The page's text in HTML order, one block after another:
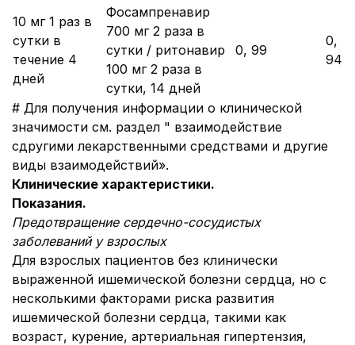
10 мг 1 раз в
сутки в
течение 4
дней
Фосампренавир
700 мг 2 раза в
сутки / ритонавир
100 мг 2 раза в
сутки, 14 дней
0, 99
0,
94
# Для получения информации о клинической
значимости см. раздел " взаимодействие
сдругими лекарственными средствами и другие
виды взаимодействий».
Клинические характеристики.
Показания.
Предотвращение сердечно-сосудистых
заболеваний у взрослых
Для взрослых пациентов без клинически
выраженной ишемической болезни сердца, но с
несколькими факторами риска развития
ишемической болезни сердца, такими как
возраст, курение, артериальная гипертензия,